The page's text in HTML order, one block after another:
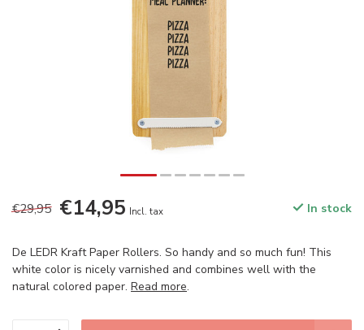
€29,95 €14,95 Incl. tax In stock
De LEDR Kraft Paper Rollers. So handy and so much fun! This
white color is nicely varnished and combines well with the
natural colored paper. Read more.